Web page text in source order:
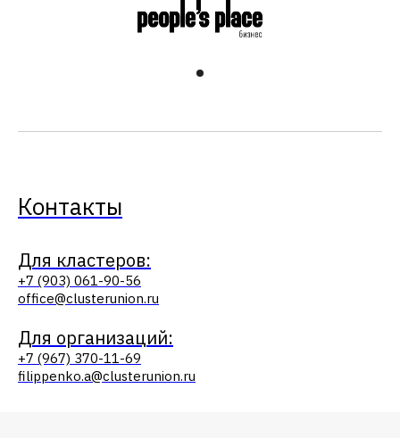
Контакты
Для кластеров:
+7 (903) 061-90-56
office@clusterunion.ru
Для организаций:
+7 (967) 370-11-69
filippenko.a@clusterunion.ru